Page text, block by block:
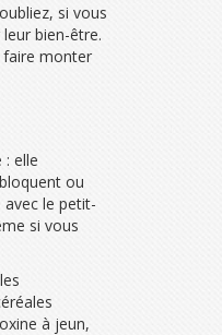
si vous
bien-être.
faire monter
elle
ou
le petit-
si vous
à jeun,